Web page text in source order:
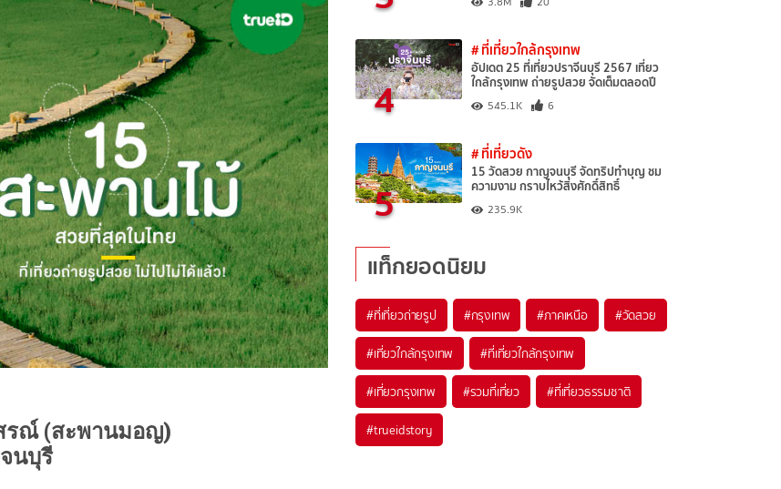
รณ์ (สะพานมอญ)
นบุรี
4
# ที่เที่ยวใกล้กรุงเทพ
อัปเดต 25 ที่เที่ยวปราจีนบุรี 2567 เที่ยว
ใกล้กรุงเทพ ถ่ายรูปสวย จัดเต็มตลอดปี
545.1K 6
5
# ที่เที่ยวดัง
15 วัดสวย กาญจนบุรี จัดทริปทำบุญ ชม
ความงาม กราบไหว้สิ่งศักดิ์สิทธิ์
235.9K
แท็กยอดนิยม
#ที่เที่ยวถ่ายรูป #กรุงเทพ #ภาคเหนือ #วัดสวย
#เที่ยวใกล้กรุงเทพ #ที่เที่ยวใกล้กรุงเทพ
#เที่ยวกรุงเทพ #รวมที่เที่ยว #ที่เที่ยวธรรมชาติ
#trueidstory